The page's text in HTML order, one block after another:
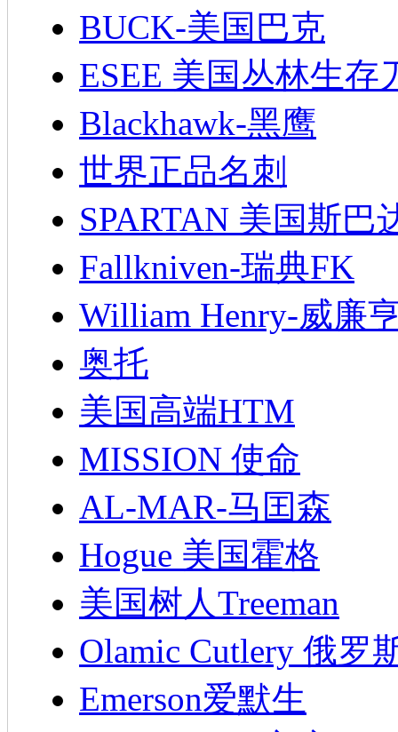
BUCK-美国巴克
ESEE 美国丛林生存
Blackhawk-黑鹰
世界正品名刺
SPARTAN 美国斯巴
Fallkniven-瑞典FK
William Henry-威廉
奥托
美国高端HTM
MISSION 使命
AL-MAR-马囯森
Hogue 美国霍格
美国树人Treeman
Olamic Cutlery 俄罗
Emerson爱默生